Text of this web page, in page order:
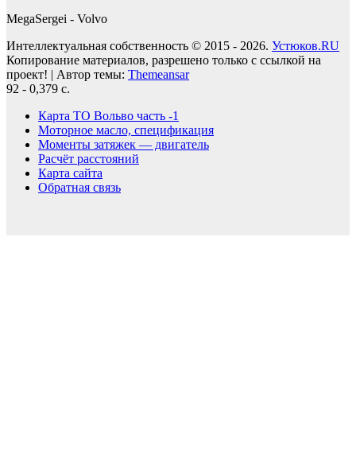
MegaSergei - Volvo
Интеллектуальная собственность © 2015 - 2026. Устюков.RU
Копирование материалов, разрешено только с ссылкой на
проект! | Автор темы: Themeansar
92 - 0,379 с.
Карта ТО Вольво часть -1
Моторное масло, спецификация
Моменты затяжек — двигатель
Расчёт расстояний
Карта сайта
Обратная связь